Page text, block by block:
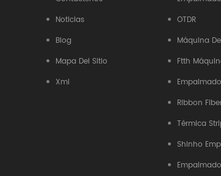
Noticias
Blog
Mapa Del Sitio
Xml
OTDR
Máquina
Ftth
Ribbon
Térmica
Shinho